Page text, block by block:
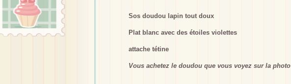
Sos doudou lapin tout doux
Plat blanc avec des étoiles violettes
attache tétine
Vous achetez le doudou que vous voyez sur la photo